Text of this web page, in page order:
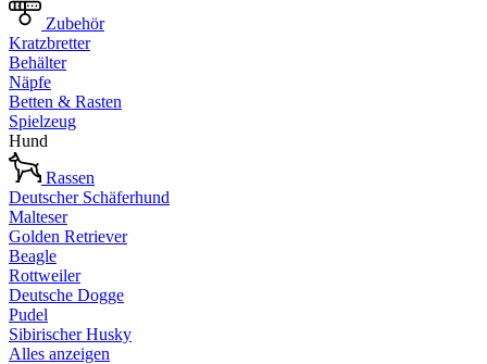
Zubehör
Kratzbretter
Behälter
Näpfe
Betten & Rasten
Spielzeug
Hund
Rassen
Deutscher Schäferhund
Malteser
Golden Retriever
Beagle
Rottweiler
Deutsche Dogge
Pudel
Sibirischer Husky
Alles anzeigen